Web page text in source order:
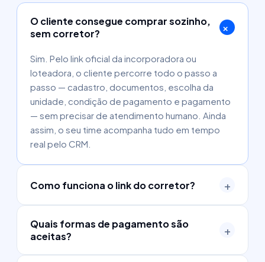
O cliente consegue comprar sozinho,
sem corretor?
+
Sim. Pelo link oficial da incorporadora ou
loteadora, o cliente percorre todo o passo a
passo — cadastro, documentos, escolha da
unidade, condição de pagamento e pagamento
— sem precisar de atendimento humano. Ainda
assim, o seu time acompanha tudo em tempo
real pelo CRM.
Como funciona o link do corretor? +
envia ao cliente. Quando a compra é concluída, a
venda é atribuída automaticamente àquele
corretor, garantindo o comissionamento correto
Quais formas de pagamento são
aceitas?
+